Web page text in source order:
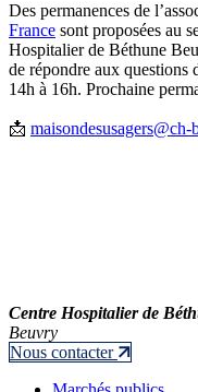
Des permanences de
France sont proposées au
Hospitalier de Béthune
de répondre aux questions
14h à 16h. Prochaine
📩 maisondesusagers@ch-
Centre Hospitalier de
Beuvry
Nous contacter